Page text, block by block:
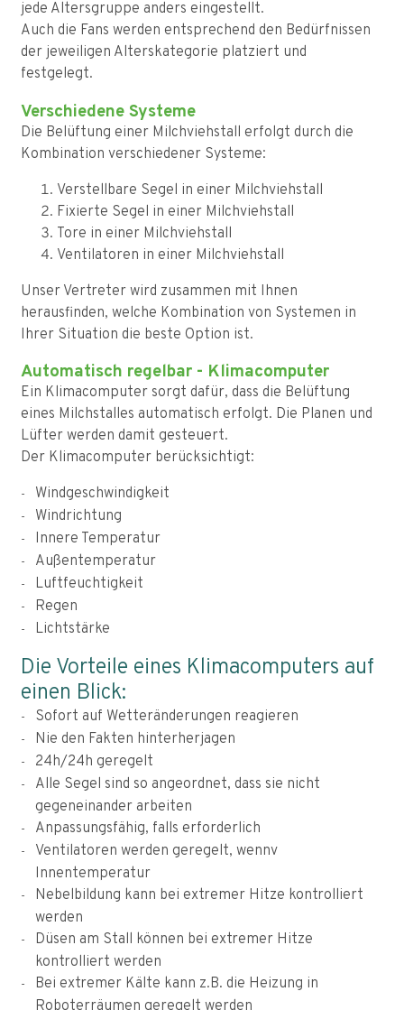
jede Altersgruppe anders eingestellt.
Auch die Fans werden entsprechend den Bedürfnissen
der jeweiligen Alterskategorie platziert und
festgelegt.
Verschiedene Systeme
Die Belüftung einer Milchviehstall erfolgt durch die
Kombination verschiedener Systeme:
Verstellbare Segel in einer Milchviehstall
Fixierte Segel in einer Milchviehstall
Tore in einer Milchviehstall
Ventilatoren in einer Milchviehstall
Unser Vertreter wird zusammen mit Ihnen
herausfinden, welche Kombination von Systemen in
Ihrer Situation die beste Option ist.
Automatisch regelbar - Klimacomputer
Ein Klimacomputer sorgt dafür, dass die Belüftung
eines Milchstalles automatisch erfolgt. Die Planen und
Lüfter werden damit gesteuert.
Der Klimacomputer berücksichtigt:
Windgeschwindigkeit
Windrichtung
Innere Temperatur
Außentemperatur
Luftfeuchtigkeit
Regen
Lichtstärke
Die Vorteile eines Klimacomputers auf
einen Blick:
Sofort auf Wetteränderungen reagieren
Nie den Fakten hinterherjagen
24h/24h geregelt
Alle Segel sind so angeordnet, dass sie nicht
gegeneinander arbeiten
Anpassungsfähig, falls erforderlich
Ventilatoren werden geregelt, wennv
Innentemperatur
Nebelbildung kann bei extremer Hitze kontrolliert
werden
Düsen am Stall können bei extremer Hitze
kontrolliert werden
Bei extremer Kälte kann z.B. die Heizung in